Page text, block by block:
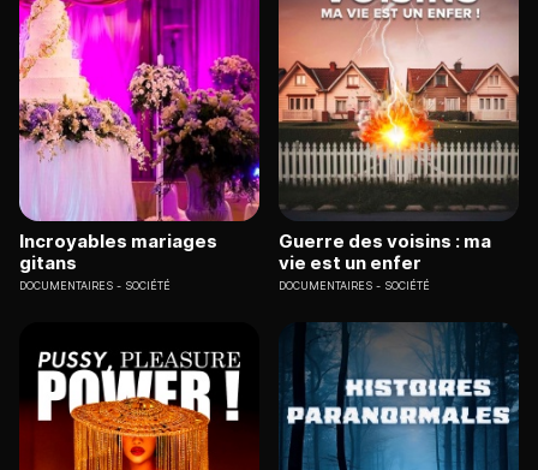
Incroyables mariages
gitans
DOCUMENTAIRES SOCIÉTÉ
Guerre des voisins : ma
vie est un enfer
DOCUMENTAIRES SOCIÉTÉ